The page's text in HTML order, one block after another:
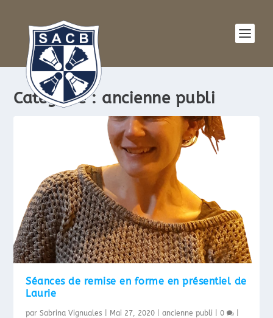
Catégorie : ancienne publi
Séances de remise en forme en présentiel de
Laurie
parSabrina Vignuales Mai 27, 2020 |ancienne publi |0